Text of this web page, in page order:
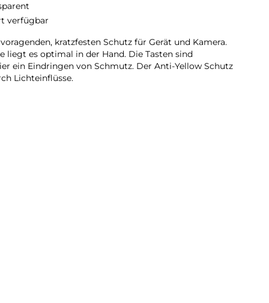
verfügbar
kratzfesten Schutz für Gerät und Kamera.
liegt es optimal in der Hand. Die Tasten sind
ein Eindringen von Schmutz. Der Anti-Yellow Schutz
Lichteinflüsse.